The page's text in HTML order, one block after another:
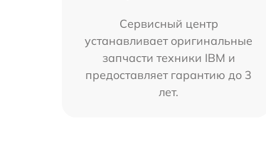
Сервисный центр
устанавливает оригинальные
запчасти техники IBM и
предоставляет гарантию до 3
лет.